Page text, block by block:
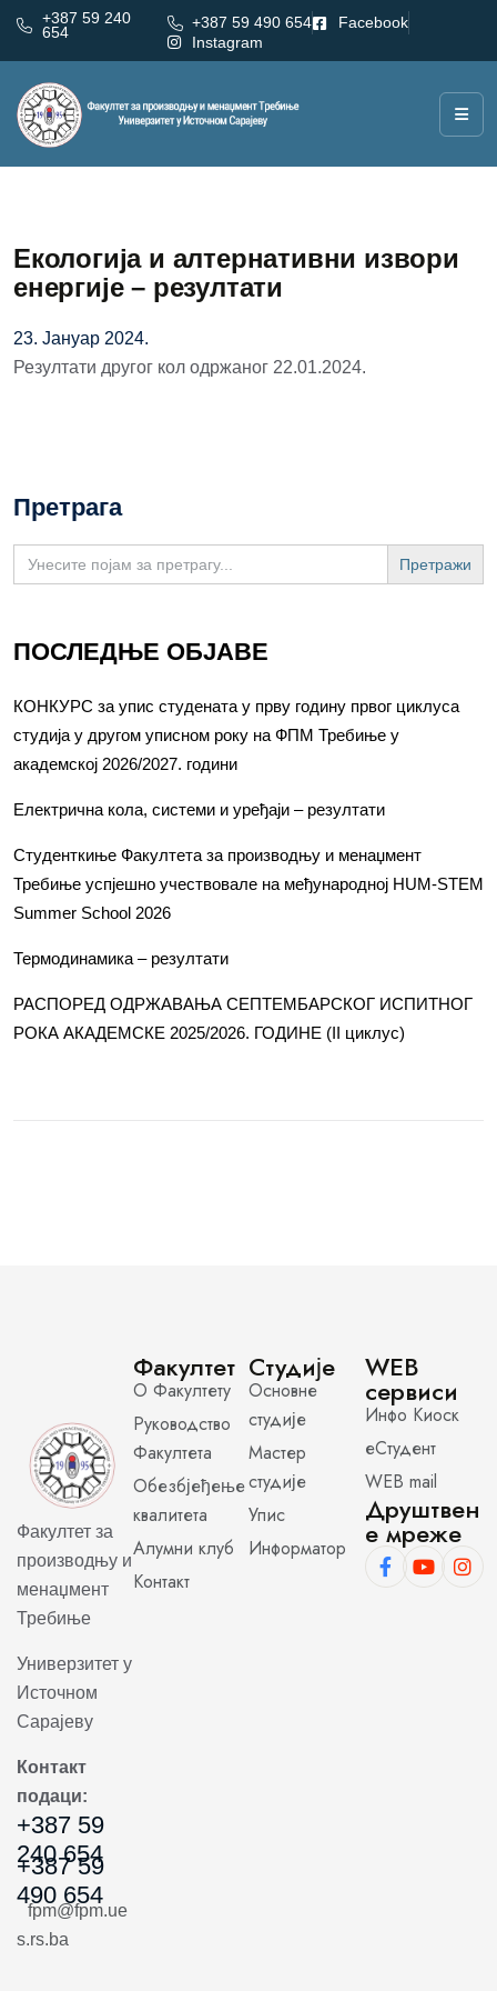
+387 59 240
654
+387 59 490 654
Facebook
Instagram
Екологија и алтернативни извори
енергије – резултати
23. Јануар 2024.
Резултати другог кол одржаног 22.01.2024.
Претрага
Search
for:
ПОСЛЕДЊЕ ОБЈАВЕ
КОНКУРС за упис студената у прву годину првог циклуса
студија у другом уписном року на ФПМ Требиње у
академској 2026/2027. години
Електрична кола, системи и уређаји – резултати
Студенткиње Факултета за производњу и менаџмент
Требиње успјешно учествовале на међународној HUM-STEM
Summer School 2026
Термодинамика – резултати
РАСПОРЕД ОДРЖАВАЊА СЕПТЕМБАРСКОГ ИСПИТНОГ
РОКА АКАДЕМСКЕ 2025/2026. ГОДИНЕ (II циклус)
Факултет за
производњу и
менаџмент
Требиње
Универзитет у
Источном
Сарајеву
Контакт
подаци:
+387 59
240 654
+387 59
490 654
fpm@fpm.ue
s.rs.ba
Факултет
О Факултету
Руководство
Факултета
Обезбјеђење
квалитета
Алумни клуб
Контакт
Студије
Основне
студије
Мастер
студије
Упис
Информатор
WEB
сервиси
Инфо Киоск
еСтудент
WEB mail
Друштвен
е мреже